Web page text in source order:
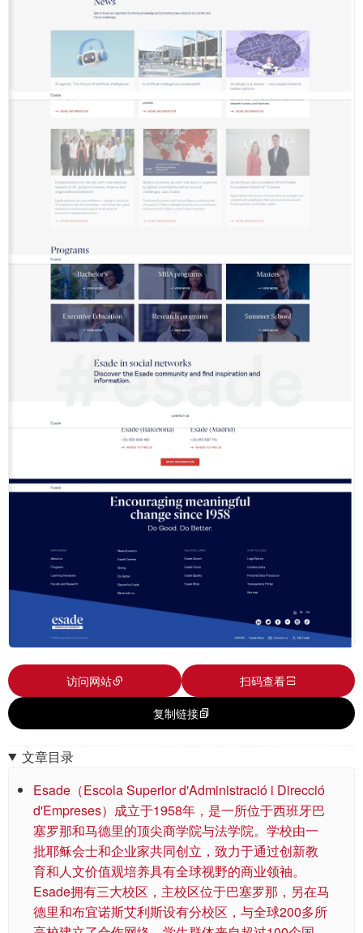
访问网站
扫码查看
复制链接
文章目录
Esade（Escola Superior d'Administració i Direcció
d'Empreses）成立于1958年，是一所位于西班牙巴
塞罗那和马德里的顶尖商学院与法学院。学校由一
批耶稣会士和企业家共同创立，致力于通过创新教
育和人文价值观培养具有全球视野的商业领袖。
Esade拥有三大校区，主校区位于巴塞罗那，另在马
德里和布宜诺斯艾利斯设有分校区，与全球200多所